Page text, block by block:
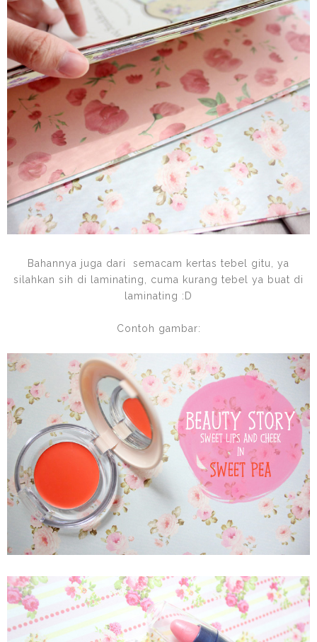
Bahannya juga dari semacam kertas tebel gitu, ya
silahkan sih di laminating, cuma kurang tebel ya buat di
laminating :D
Contoh gambar: